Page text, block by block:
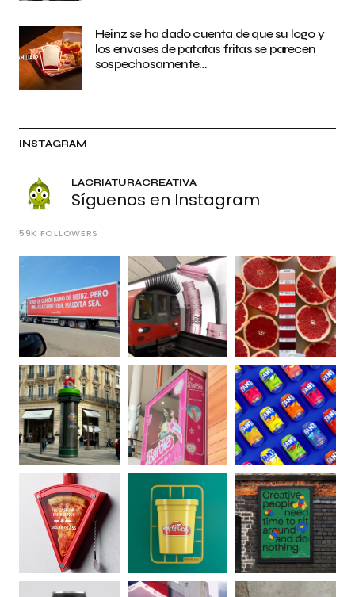
Heinz se ha dado cuenta de que su logo y
los envases de patatas fritas se parecen
sospechosamente…
INSTAGRAM
LACRIATURACREATIVA
Síguenos en Instagram
59K FOLLOWERS